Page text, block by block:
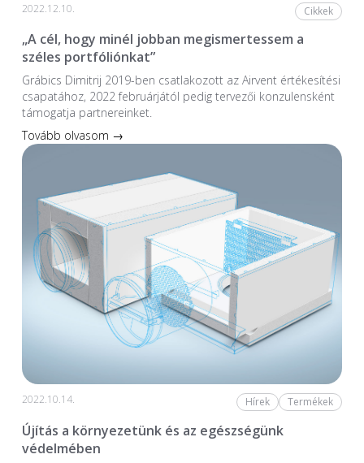
2022.12.10. Cikkek
„A cél, hogy minél jobban megismertessem a
széles portfóliónkat”
Grábics Dimitrij 2019-ben csatlakozott az Airvent értékesítési
csapatához, 2022 februárjától pedig tervezői konzulensként
támogatja partnereinket.
Tovább olvasom →
2022.10.14. Hírek Termékek
Újítás a környezetünk és az egészségünk
védelmében